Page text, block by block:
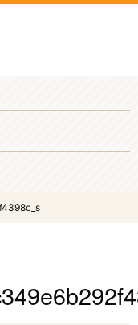
報